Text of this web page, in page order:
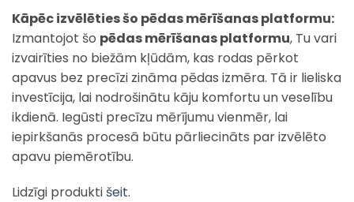
Kāpēc izvēlēties šo pēdas mērīšanas platformu:
Izmantojot šo pēdas mērīšanas platformu, Tu vari
izvairīties no biežām kļūdām, kas rodas pērkot
apavus bez precīzi zināma pēdas izmēra. Tā ir lieliska
investīcija, lai nodrošinātu kāju komfortu un veselību
ikdienā. Iegūsti precīzu mērījumu vienmēr, lai
iepirkšanās procesā būtu pārliecināts par izvēlēto
apavu piemērotību.
Lidzīgi produkti šeit.